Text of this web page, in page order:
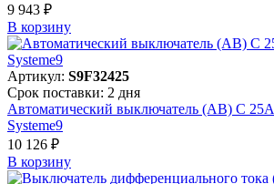
9 943 ₽
В корзинy
Артикул: S9F32425
Срок поставки: 2 дня
Автоматический выключатель (АВ) C
Systeme9
10 126 ₽
В корзинy